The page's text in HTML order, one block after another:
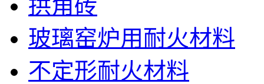
拱角砖
玻璃窑炉用耐火材料
不定形耐火材料